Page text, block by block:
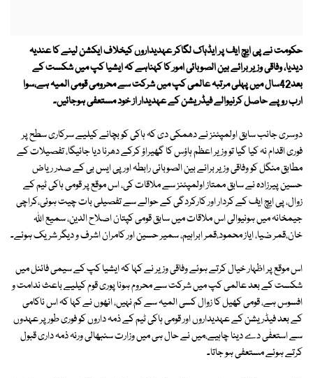
حکومت نے پی ایچ ایف پر ایڈہاک لگاکر عہدیداروں کیخلاف ایکشن لینے کا عندیہ
دیدیا، وفاقی وزیر برائے بین الصوبائی امور کا کہناہے کہ ایشیا کپ میں شکست کے
بعد42سال میں پہلی مرتبہ عالمی کپ میں شرکت سے محرومی قومی المیہ ہے،سوا
ارب روپے حاصل کرنیوالے فیڈریشن کے عہدیدار از خود مستعفی ہوجائیں۔
دوسری جانب سابق اولمپئنز نے دھمکی دی کہ ہاکی کو بچانے کیلیے سرکاری سطح پر
فوری اقدام نہ کیا گیا تو وزیر اعظم ہاؤس کا گھیراؤ کرکے دھرنا دیا جائیگا، تفصیلات کے
مطابق منگل کو وفاقی وزیر برائے بین الصوبائی رابطہ اور پی ایس بی کے صدر ریاض
حسین پیرزادہ نے سابق ممتاز اولمپئنز سے ملاقات کی، اس موقع پر قومی ہاکی ٹیم کے
زوال، پی ایچ ایف کے کردار اور کارکردگی کے حوالے سے تفصیلی بات چیت ہوئی،کراچی
جیمخانہ میں ہونیوالی اس ملاقات میں سابق قومی کپتان اصلاح الدین، سمیع اللہ
خان،قمر ضیا، ایاز محمود،قمر ابراہیم، سمیر حسین اور کامران اشرف و دیگر شریک ہوئے۔
اس موقع پر اظہار خیال کرتے ہوئے وفاقی وزیر نے کہا کہ ایشیا کپ کے سیمی فائنل میں
شکست کے بعد عالمی کپ میں شرکت سے محروم ہونا پوری قوم کیلیے باعث ندامت و
افسوس ہے، قومی کھیل کا زوال کسی المیہ سے کم نہیں، انھوں نے کہا کہ اس ناکامی
کے بعد فیڈریشن کے عہدیداروں اور قومی ہاکی ٹیم کے ذمہ داروں کو فوری طور پر عہدوں
سے استعفٰی دے دینا چاہیے،میں نے حال ہی میں وزارت سنبھالی ورنہ ذمہ داری قبول
کرتے ہوئے مستعفی ہو جاتا۔